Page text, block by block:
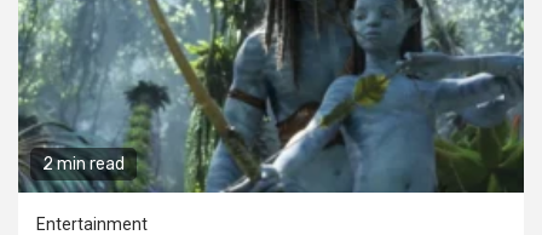
2 min read
Entertainment